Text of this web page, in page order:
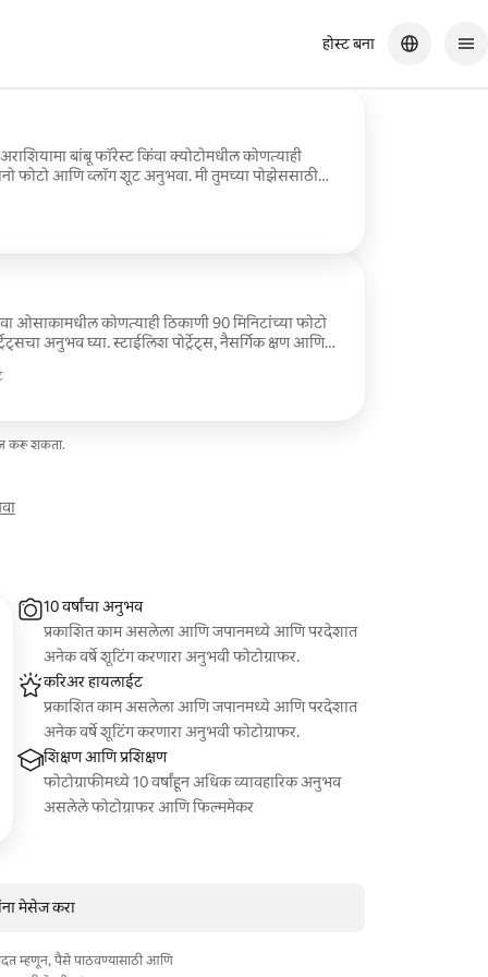
होस्ट बना
बांबू फॉरेस्ट किंवा क्योटोमधील कोणत्याही
फोटो आणि व्लॉग शूट अनुभवा. मी तुमच्या पोझेससाठी
आणि सिनेमॅटिक व्लॉग क्लिप्स कॅप्चर करेन आणि किमोनो
ओसाकामधील कोणत्याही ठिकाणी 90 मिनिटांच्या फोटो
अनुभव घ्या. स्टाईलिश पोर्ट्रेट्स, नैसर्गिक क्षण आणि
मी तुम्हाला मार्गदर्शन करेन आणि किमोनो रेंटल
व्यावसायिक फोटोग्राफी ✨ नैसर्गिक पोर्ट्रेट्स आणि
फोटो आणि व्हिडिओ डिलिव्हर केले जातात
करू शकता.
10 वर्षांचा अनुभव
प्रकाशित काम असलेला आणि जपानमध्ये आणि परदेशात
अनेक वर्षे शूटिंग करणारा अनुभवी फोटोग्राफर.
करिअर हायलाईट
प्रकाशित काम असलेला आणि जपानमध्ये आणि परदेशात
अनेक वर्षे शूटिंग करणारा अनुभवी फोटोग्राफर.
शिक्षण आणि प्रशिक्षण
फोटोग्राफीमध्ये 10 वर्षांहून अधिक व्यावहारिक अनुभव
असलेले फोटोग्राफर आणि फिल्ममेकर
मेसेज करा
म्हणून, पैसे पाठवण्यासाठी आणि